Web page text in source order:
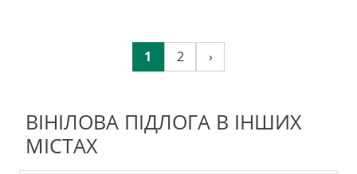
1 2 ›
ВІНІЛОВА ПІДЛОГА В ІНШИХ
МІСТАХ